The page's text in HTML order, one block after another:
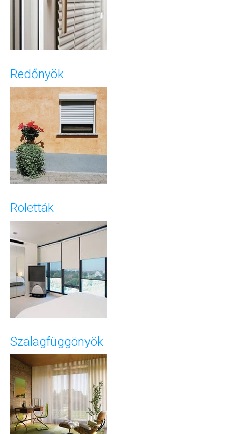
Redőnyök
Roletták
Szalagfüggönyök